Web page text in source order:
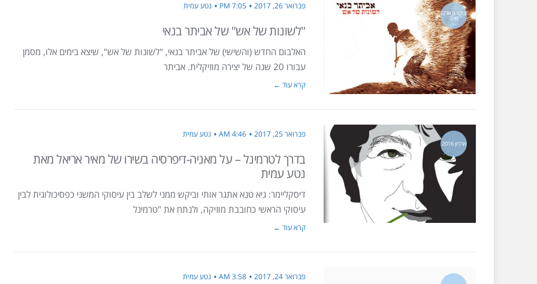
ביקורת אלבו
מים
פברואר 26, 2017 7:05 PM נטע עמית
"לשונות של אש" של אביתר בנאי
האלבום החדש (והשישי) של אביתר בנאי, "לשונות של אש", שיצא בימים אלו, מסמן
עבורו 20 שנה של יצירה מוזיקלית. אביתר
קרא עוד ←
ארכיון 2016
פברואר 25, 2017 4:46 AM נטע עמית
בדרך לטרמינל – על מאניה-דיפרסיה בשירו של מאיר אריאל מאת
נטע עמית
דיסקליימר: גיא טנא אתגר אותי וביקש ממני לשלב בין עיסוקי המשני כפסיכולוגית לבין
עיסוקי הראשי כחובבת מוזיקה, ולנתח את "טרמינל
קרא עוד ←
פברואר 24, 2017 3:58 AM נטע עמית